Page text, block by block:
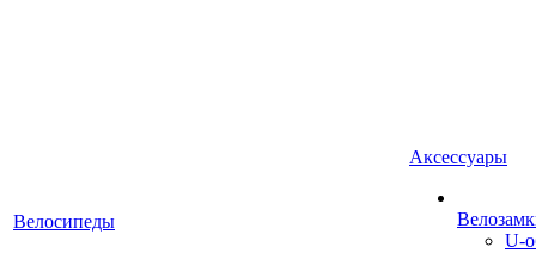
Велосипеды
Аксессуары
U-